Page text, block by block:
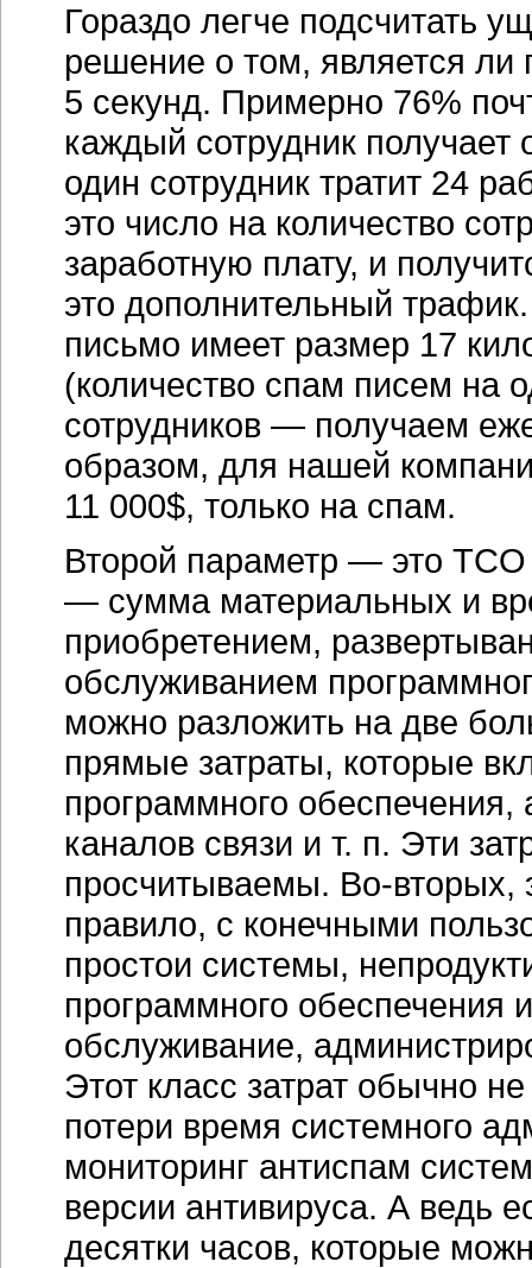
Гораздо легче подсчитать
решение о том, является ли
5 секунд. Примерно 76%
каждый сотрудник
один сотрудник тратит 24
это число на количество
заработную плату, и
это дополнительный
письмо имеет размер 17
(количество спам писем на
сотрудников — получаем
образом, для нашей
11 000$, только на спам.
Второй параметр — это
— сумма материальных и
приобретением,
обслуживанием
можно разложить на две
прямые затраты, которые
программного обеспечения,
каналов связи и т. п. Эти
просчитываемы. Во-вторых,
правило, с конечными
простои системы,
программного обеспечения
обслуживание,
Этот класс затрат обычно
потери время системного
мониторинг антиспам
версии антивируса. А ведь
десятки часов, которые